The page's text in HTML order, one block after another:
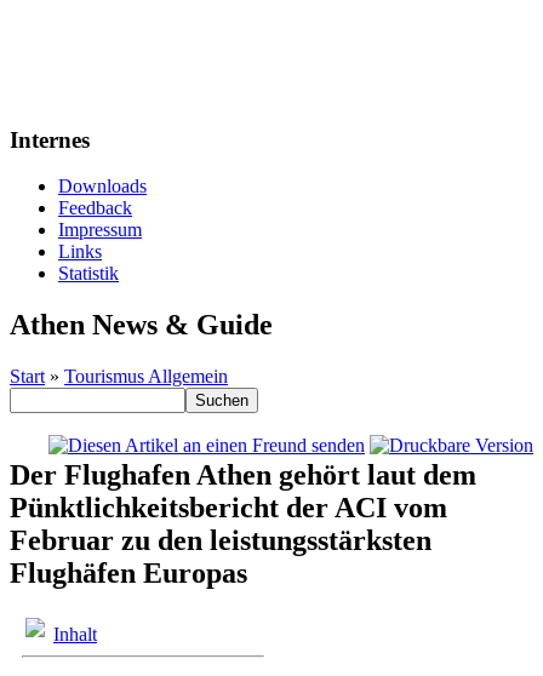
Internes
Downloads
Feedback
Impressum
Links
Statistik
Athen News & Guide
Start » Tourismus Allgemein
Der Flughafen Athen gehört laut dem
Pünktlichkeitsbericht der ACI vom
Februar zu den leistungsstärksten
Flughäfen Europas
Inhalt